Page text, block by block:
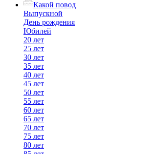
Какой повод
Выпускной
День рождения
Юбилей
20 лет
25 лет
30 лет
35 лет
40 лет
45 лет
50 лет
55 лет
60 лет
65 лет
70 лет
75 лет
80 лет